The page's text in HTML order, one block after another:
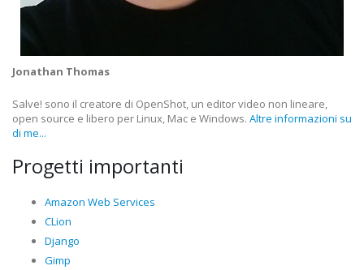
Jonathan Thomas
Salve! sono il creatore di OpenShot, un editor video non lineare,
open source e libero per Linux, Mac e Windows. Altre informazioni su
di me...
Progetti importanti
Amazon Web Services
CLion
Django
Gimp